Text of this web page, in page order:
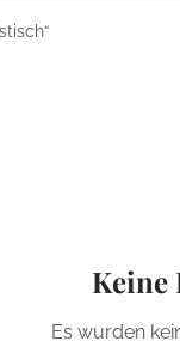
Keine
Es wurden